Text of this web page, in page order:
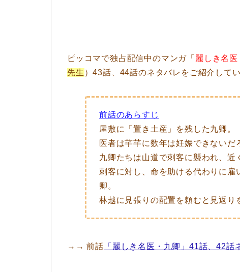
ピッコマで独占配信中のマンガ「 麗しき名医
先生 ）43話、44話のネタバレをご紹介してい
前話のあらすじ
屋敷に「置き土産」を残した九卿。
医者は芊芊に数年は妊娠できないだ
九卿たちは山道で刺客に襲われ、近
刺客に対し、命を助ける代わりに
卿。
林越に見張りの配置を頼むと見返り
→→ 前話 「麗しき名医・九卿」41話、42話